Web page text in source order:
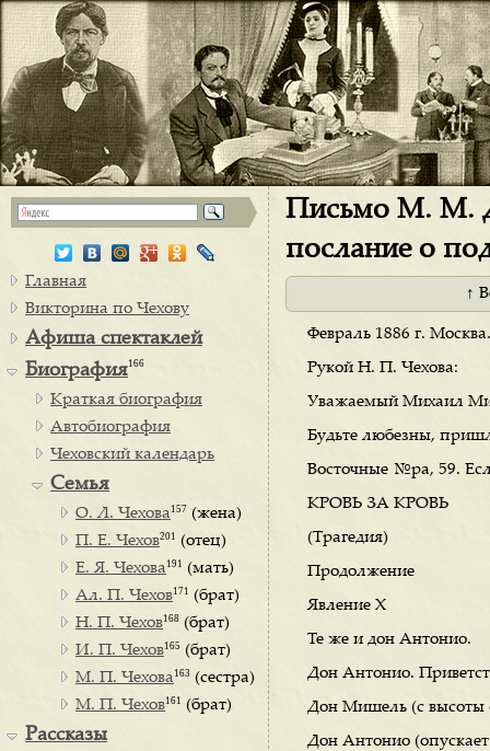
Письмо М. М.
послание о
↑
Февраль 1886 г. Москва.
Рукой Н. П. Чехова:
Уважаемый Михаил
Будьте любезны,
Восточные №ра, 59.
КРОВЬ ЗА КРОВЬ
(Трагедия)
Продолжение
Явление Х
Те же и дон Антонио.
Дон Антонио.
Дон Мишель (с высоты
Дон Антонио
Главная
Викторина по Чехову
Афиша спектаклей
Биография166
Краткая биография
Автобиография
Чеховский календарь
Семья
О. Л. Чехова 157 (жена)
П. Е. Чехов201 (отец)
Е. Я. Чехова 191 (мать)
Ал. П. Чехов171 (брат)
Н. П. Чехов168 (брат)
И. П. Чехов165 (брат)
М. П. Чехова 163 (сестра)
М. П. Чехов161 (брат)
Рассказы